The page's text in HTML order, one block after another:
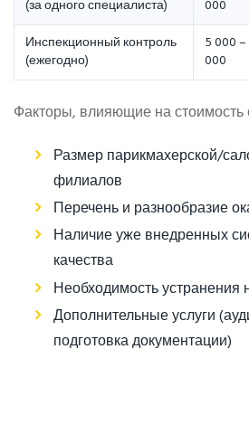
(за одного специалиста)
000
Инспекционный контроль
(ежегодно)
5 000 –
000
Факторы, влияющие на стоимость
Размер парикмахерской/
филиалов
Перечень и разнообразие
Наличие уже внедренных
качества
Необходимость устранения
Дополнительные услуги
подготовка документации)